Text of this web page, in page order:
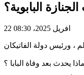
البابوية؟
22 افريل 2025، 08:30
ماذا يحدث بعد وفاة البابا ؟